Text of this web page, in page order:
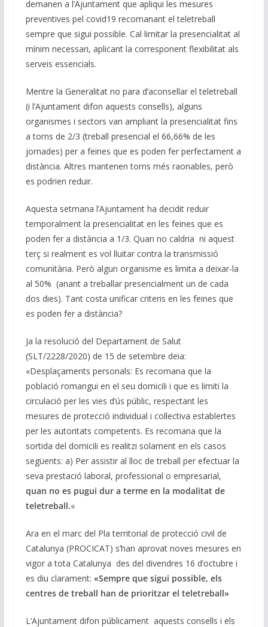
demanen a l’Ajuntament que apliqui les mesures
preventives pel covid19 recomanant el teletreball
sempre que sigui possible. Cal limitar la presencialitat al
mínim necessari, aplicant la corresponent flexibilitat als
serveis essencials.
Mentre la Generalitat no para d’aconsellar el teletreball
(i l’Ajuntament difon aquests consells), alguns
organismes i sectors van ampliant la presencialitat fins
a torns de 2/3 (treball presencial el 66,66% de les
jornades) per a feines que es poden fer perfectament a
distància. Altres mantenen torns més raonables, però
es podrien reduir.
Aquesta setmana l’Ajuntament ha decidit reduir
temporalment la presencialitat en les feines que es
poden fer a distància a 1/3. Quan no caldria ni aquest
terç si realment es vol lluitar contra la transmissió
comunitària. Però algun organisme es limita a deixar-la
al 50% (anant a treballar presencialment un de cada
dos dies). Tant costa unificar criteris en les feines que
es poden fer a distància?
Ja la resolució del Departament de Salut
(SLT/2228/2020) de 15 de setembre deia:
«Desplaçaments personals: Es recomana que la
població romangui en el seu domicili i que es limiti la
circulació per les vies d’ús públic, respectant les
mesures de protecció individual i col·lectiva establertes
per les autoritats competents. Es recomana que la
sortida del domicili es realitzi solament en els casos
següents: a) Per assistir al lloc de treball per efectuar la
seva prestació laboral, professional o empresarial,
quan no es pugui dur a terme en la modalitat de
teletreball.«
Ara en el marc del Pla territorial de protecció civil de
Catalunya (PROCICAT) s’han aprovat noves mesures en
vigor a tota Catalunya des del divendres 16 d’octubre i
es diu clarament: «Sempre que sigui possible, els
centres de treball han de prioritzar el teletreball»
L’Ajuntament difon públicament aquests consells i els